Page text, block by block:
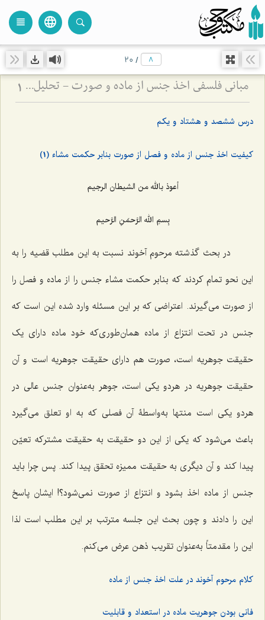
language
view_headline
/
20
مبانی فلسفی اخذ جنس از ماده و صورت - تحلیل دیدگاه حکمت مشاء و نقد آن در انتزاع مفاهیم 1
درس ششصد و هشتاد و یکم
کیفیت اخذ جنس از ماده و فصل از صورت بنابر حکمت مشاء (1)
أعوذ بالله من الشیطان الرجیم
بِسمِ الله الرَّحمَنِ الرَّحیم
در بحث گذشته مرحوم آخوند نسبت به این مطلب قضیه را به
این نحو تمام کردند که بنابر حکمت مشاء جنس را از ماده و فصل را
از صورت مى‌گیرند. اعتراضى که بر این مسئله وارد شده این است که
جنس در تحت انتزاع از ماده همان‌طورى‌که خود ماده داراى یک
حقیقت جوهریه است، صورت هم داراى حقیقت جوهریه است و آن
حقیقت جوهریه در هردو یکى است، جوهر به‌عنوان جنس عالى در
هردو یکى است منتها به‌واسطۀ آن فصلى که به او تعلق مى‌گیرد
باعث مى‌شود که یکى از این دو حقیقت به حقیقت مشترکه تعیّن
پیدا کند و آن دیگرى به حقیقت ممیزه تحقق پیدا کند. پس چرا باید
جنس از ماده اخذ بشود و انتزاع از صورت نمی‌شود؟! ایشان پاسخ
این را دادند و چون بحث این جلسه مترتب بر این مطلب است لذا
این را مقدمتاً به‌عنوان تقریب ذهن عرض می‌کنم.
کلام مرحوم آخوند در علت اخذ جنس از ماده
فانى بودن جوهریت ماده در استعداد و قابلیت